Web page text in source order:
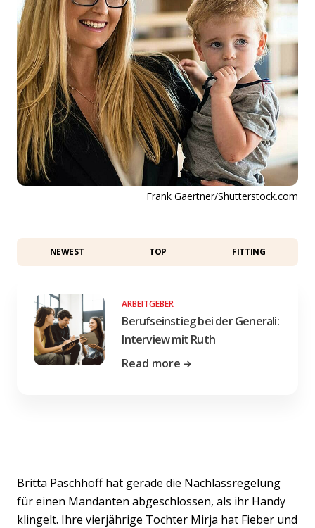
Frank Gaertner/Shutterstock.com
NEWEST TOP FITTING
ARBEITGEBER
Berufseinstieg bei der Generali:
Interview mit Ruth
Read more
Britta Paschhoff hat gerade die Nachlassregelung
für einen Mandanten abgeschlossen, als ihr Handy
klingelt. Ihre vierjährige Tochter Mirja hat Fieber und